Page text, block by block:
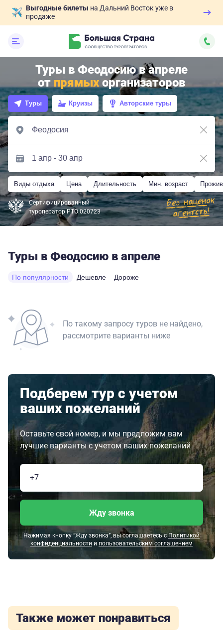
Выгодные билеты на Дальний Восток уже в
продаже
Туры в Феодосию в апреле
от прямых организаторов
Туры Круизы Авторские туры
Виды отдыха Цена Длительность Мин. возраст
Сертифицированный
туроператор РТО 020723
Туры в Феодосию в апреле
По популярности Дешевле Дороже
По такому запросу туров не найдено,
рассмотрите варианты ниже
Подберем тур с учетом
ваших пожеланий
Оставьте свой номер, и мы предложим вам
лучшие варианты с учетом ваших пожеланий
Жду звонка
Нажимая кнопку “Жду звонка”, вы соглашаетесь с Политикой
конфиденциальности и пользовательским соглашением
Также может понравиться